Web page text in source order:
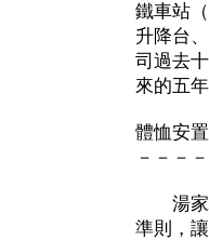
鐵車站
升降台
司過去
來的五
體恤安置
－－－－
湯家驊
準則，